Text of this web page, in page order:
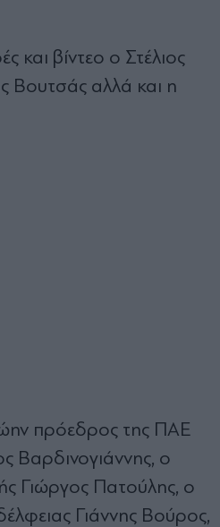
και βίντεο ο Στέλιος
Βουτσάς αλλά και η
πρόεδρος της ΠΑΕ
Βαρδινογιάννης, ο
Γιώργος Πατούλης, ο
Γιάννης Βούρος,